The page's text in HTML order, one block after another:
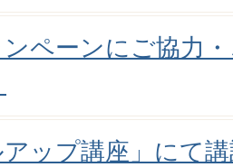
ペーンにご協力
アップ講座」にて